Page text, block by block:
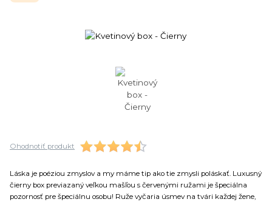
Ohodnotiť produkt
Láska je poéziou zmyslov a my máme tip ako tie zmysli poláskať. Luxusný
čierny box previazaný veľkou mašľou s červenými ružami je špeciálna
pozornosť pre špeciálnu osobu! Ruže vyčaria úsmev na tvári každej žene,